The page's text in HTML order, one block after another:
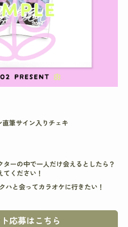
直筆サイン入りチェキ​
ターの中で一人だけ会えるとしたら？
ください！
ハと会ってカラオケに行きたい！
応募はこちら